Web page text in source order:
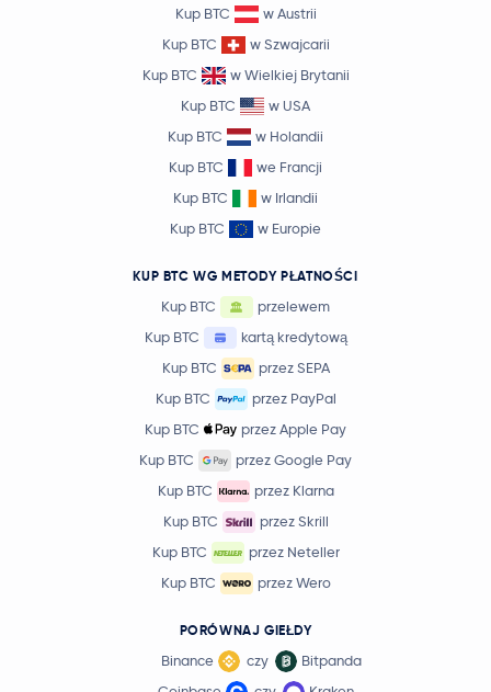
Kup BTC
w Austrii
Kup BTC
w Szwajcarii
Kup BTC
w Wielkiej Brytanii
Kup BTC
w USA
Kup BTC
w Holandii
Kup BTC
we Francji
Kup BTC
w Irlandii
Kup BTC
w Europie
KUP BTC WG METODY PŁATNOŚCI
Kup BTC
przelewem
Kup BTC
kartą kredytową
Kup BTC
przez SEPA
Kup BTC
przez PayPal
Kup BTC
przez Apple Pay
Kup BTC
przez Google Pay
Kup BTC
przez Klarna
Kup BTC
przez Skrill
Kup BTC
przez Neteller
Kup BTC
przez Wero
PORÓWNAJ GIEŁDY
Binance czy
Bitpanda